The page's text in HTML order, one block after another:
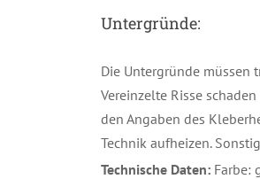
Untergründe:
Die Untergründe müssen
Vereinzelte Risse
den Angaben des
Technik aufheizen.
Technische Daten:Farbe: